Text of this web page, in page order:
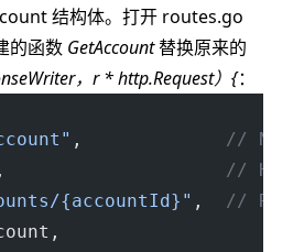
结构体。打开 routes.go
的函数 GetAccount替换原来的
，r * http.Request）{：
, // Name
, //
{accountId}"
, //